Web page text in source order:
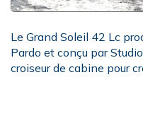
Le Grand Soleil 42 Lc
Pardo et conçu par
croiseur de cabine pour